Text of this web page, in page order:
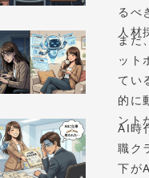
る
人材
まだ
ット
てい
的に
ント
AI時
職ク
下が